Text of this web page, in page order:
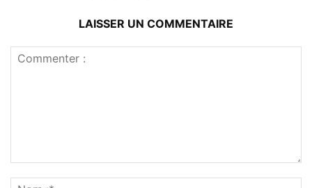
LAISSER UN COMMENTAIRE